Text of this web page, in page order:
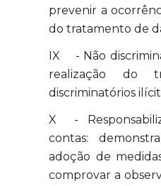
prevenir a
do tratamento de
IX - Não
realização do
discriminatórios
X -
contas:
adoção de
comprovar a